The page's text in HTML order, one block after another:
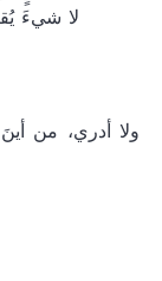
لا شيءَ
ولا أدري، من